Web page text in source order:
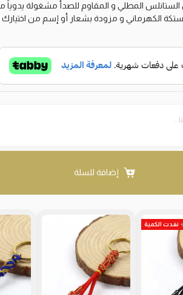
الستانلس المطلي و المقاوم للصدأ مشغولة يدوياً
الكهرماني و مزودة بشعار أو إسم من
إضافة للسلة
نفدت الكمية